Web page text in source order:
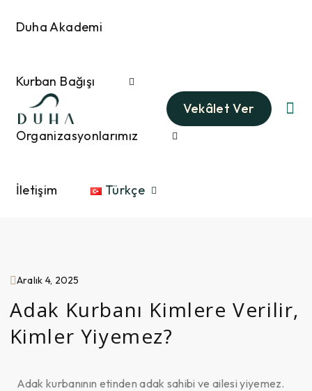
Duha Akademi
Kurban Bağışı
Organizasyonlarımız
İletişim Türkçe
Vekâlet Ver
Aralık 4, 2025
Adak Kurbanı Kimlere Verilir,
Kimler Yiyemez?
Adak kurbanının etinden adak sahibi ve ailesi yiyemez.